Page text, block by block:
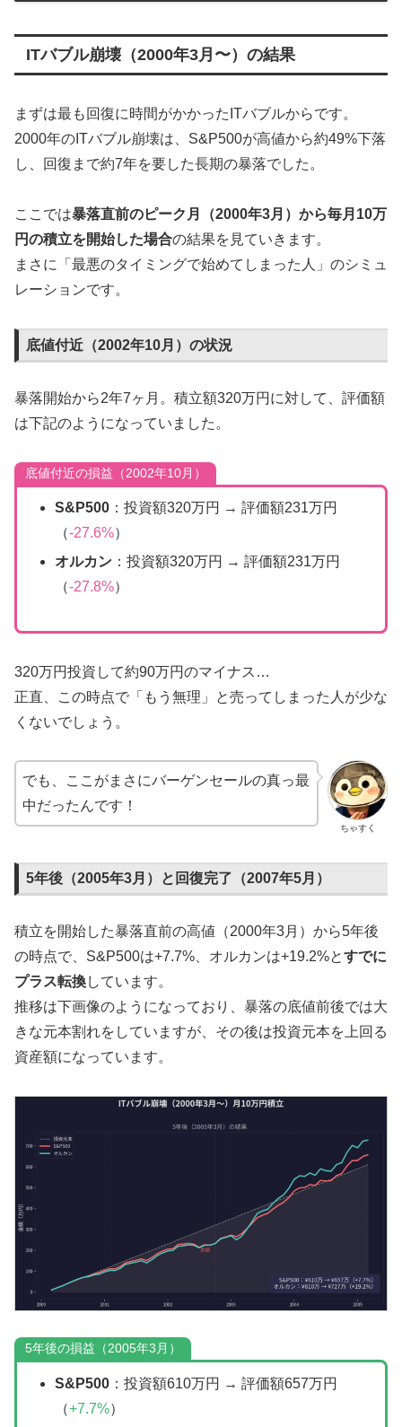
ITバブル崩壊（2000年3月〜）の結果
まずは最も回復に時間がかかったITバブルからです。
2000年のITバブル崩壊は、S&P500が高値から約49%下落
し、回復まで約7年を要した長期の暴落でした。
ここでは暴落直前のピーク月（2000年3月）から毎月10万
円の積立を開始した場合の結果を見ていきます。
まさに「最悪のタイミングで始めてしまった人」のシミュ
レーションです。
底値付近（2002年10月）の状況
暴落開始から2年7ヶ月。積立額320万円に対して、評価額
は下記のようになっていました。
底値付近の損益（2002年10月）
S&P500：投資額320万円 → 評価額231万円
（-27.6%）
オルカン：投資額320万円 → 評価額231万円
（-27.8%）
320万円投資して約90万円のマイナス…
正直、この時点で「もう無理」と売ってしまった人が少な
くないでしょう。
ちゃすく
でも、ここがまさにバーゲンセールの真っ最
中だったんです！
5年後（2005年3月）と回復完了（2007年5月）
積立を開始した暴落直前の高値（2000年3月）から5年後
の時点で、S&P500は+7.7%、オルカンは+19.2%とすでに
プラス転換しています。
推移は下画像のようになっており、暴落の底値前後では大
きな元本割れをしていますが、その後は投資元本を上回る
資産額になっています。
5年後の損益（2005年3月）
S&P500：投資額610万円 → 評価額657万円
（+7.7%）